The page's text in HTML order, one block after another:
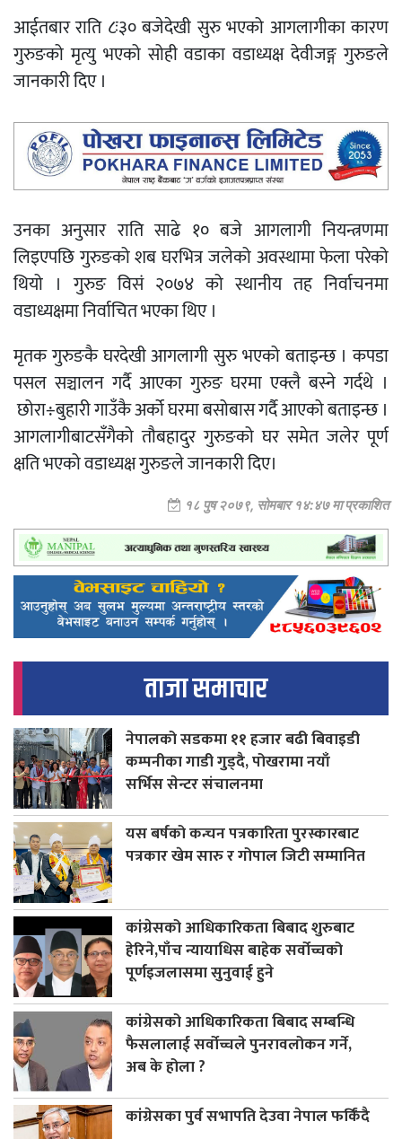
आईतबार राति ८ः३० बजेदेखी सुरु भएको आगलागीका कारण
गुरुङको मृत्यु भएको सोही वडाका वडाध्यक्ष देवीजङ्ग गुरुङले
जानकारी दिए ।
उनका अनुसार राति साढे १० बजे आगलागी नियन्त्रणमा
लिइएपछि गुरुङको शब घरभित्र जलेको अवस्थामा फेला परेको
थियो । गुरुङ विसं २०७४ को स्थानीय तह निर्वाचनमा
वडाध्यक्षमा निर्वाचित भएका थिए ।
मृतक गुरुङकै घरदेखी आगलागी सुरु भएको बताइन्छ । कपडा
पसल सञ्चालन गर्दै आएका गुरुङ घरमा एक्लै बस्ने गर्दथे ।
छोरा÷बुहारी गाउँकै अर्को घरमा बसोबास गर्दै आएको बताइन्छ ।
आगलागीबाटसँगैको तौबहादुर गुरुङको घर समेत जलेर पूर्ण
क्षति भएको वडाध्यक्ष गुरुङले जानकारी दिए।
१८ पुष २०७९, सोमबार १४:४७ मा प्रकाशित
ताजा समाचार
नेपालको सडकमा ११ हजार बढी बिवाइडी
कम्पनीका गाडी गुड्दै, पोखरामा नयाँ
सर्भिस सेन्टर संचालनमा
यस बर्षको कन्चन पत्रकारिता पुरस्कारबाट
पत्रकार खेम सारु र गोपाल जिटी सम्मानित
कांग्रेसको आधिकारिकता बिबाद शुरुबाट
हेरिने,पाँच न्यायाधिस बाहेक सर्वोच्चको
पूर्णइजलासमा सुनुवाई हुने
कांग्रेसको आधिकारिकता बिबाद सम्बन्धि
फैसलालाई सर्वोच्चले पुनरावलोकन गर्ने,
अब के होला ?
कांग्रेसका पुर्व सभापति देउवा नेपाल फर्किंदै